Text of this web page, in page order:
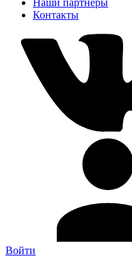
Наши партнеры
Контакты
Войти